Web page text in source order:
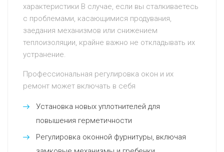
характеристики В случае, если вы сталкиваетесь
с проблемами, касающимися продувания,
заедания механизмов или снижением
теплоизоляции, крайне важно не откладывать их
устранение.
Профессиональная регулировка окон и их
ремонт может включать в себя
Установка новых уплотнителей для
повышения герметичности
Регулировка оконной фурнитуры, включая